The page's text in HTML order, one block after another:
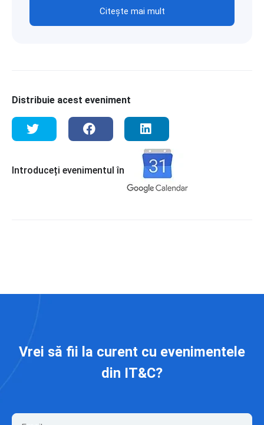
Citește mai mult
Distribuie acest eveniment
Introduceți evenimentul în
Vrei să fii la curent cu evenimentele
din IT&C?